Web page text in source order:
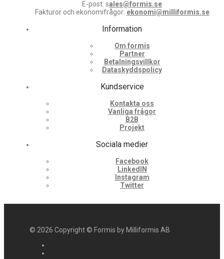
E-post: sales@formis.se
Fakturor och ekonomifrågor: ekonomi@milliformis.se
Information
Om formis
Partner
Betalningsvillkor
Dataskyddspolicy
Kundservice
Kontakta oss
Vanliga frågor
B2B
Projekt
Sociala medier
Facebook
LinkedIN
Instagram
Twitter
© 2026 Copyright © Formis by Milliformis AB